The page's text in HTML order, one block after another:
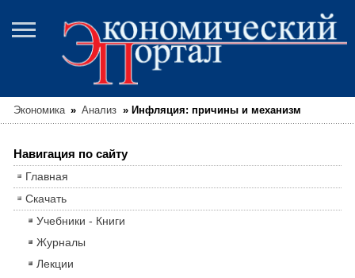
Экономика » Анализ » Инфляция: причины и механизм
Навигация по сайту
Главная
Скачать
Учебники - Книги
Журналы
Лекции